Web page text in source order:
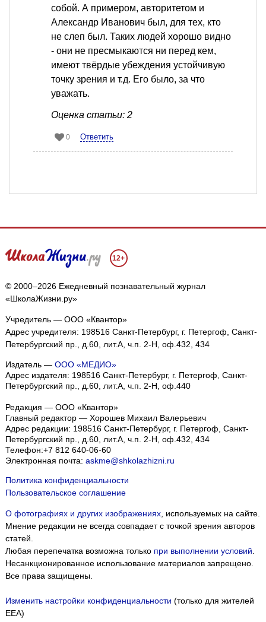
собой. А примером, авторитетом и
Александр Иванович был, для тех, кто
не слеп был. Таких людей хорошо видно
- они не пресмыкаются ни перед кем,
имеют твёрдые убеждения устойчивую
точку зрения и т.д. Его было, за что
уважать.
Оценка статьи: 2
0 Ответить
12+
© 2000–2026 Ежедневный познавательный журнал
«ШколаЖизни.ру»
Учредитель — ООО «Квантор»
Адрес учредителя: 198516 Санкт-Петербург, г. Петергоф, Санкт-
Петербургский пр., д.60, лит.А, ч.п. 2-Н, оф.432, 434
Издатель — ООО «МЕДИО»
Адрес издателя: 198516 Санкт-Петербург, г. Петергоф, Санкт-
Петербургский пр., д.60, лит.А, ч.п. 2-Н, оф.440
Редакция — ООО «Квантор»
Главный редактор — Хорошев Михаил Валерьевич
Адрес редакции: 198516 Санкт-Петербург, г. Петергоф, Санкт-
Петербургский пр., д.60, лит.А, ч.п. 2-Н, оф.432, 434
Телефон:+7 812 640-06-60
Электронная почта: askme@shkolazhizni.ru
Политика конфиденциальности
Пользовательское соглашение
О фотографиях и других изображениях, используемых на сайте.
Мнение редакции не всегда совпадает с точкой зрения авторов
статей.
Любая перепечатка возможна только при выполнении условий.
Несанкционированное использование материалов запрещено.
Все права защищены.
Изменить настройки конфиденциальности (только для жителей
EEA)